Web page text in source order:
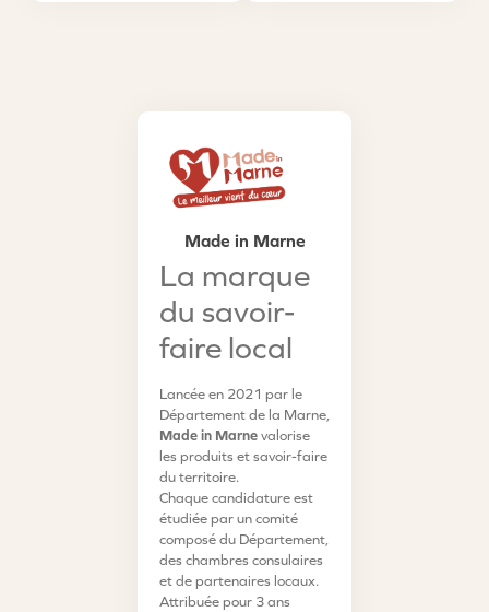
Made in Marne
La marque
du savoir-
faire local
Lancée en 2021 par le
Département de la Marne,
Made in Marnevalorise
les produits et savoir-faire
du territoire.
Chaque candidature est
étudiée par un comité
composé du Département,
des chambres consulaires
et de partenaires locaux.
Attribuée pour 3 ans